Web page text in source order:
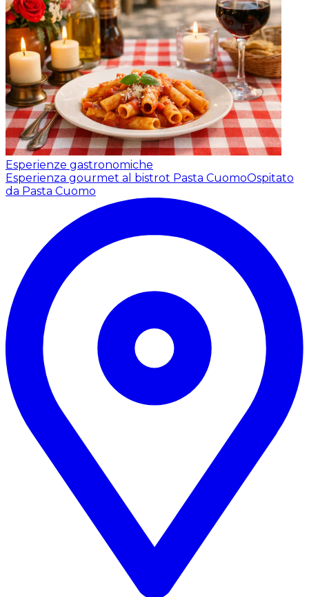
Esperienze gastronomiche
Esperienza gourmet al bistrot Pasta CuomoOspitato
da Pasta Cuomo